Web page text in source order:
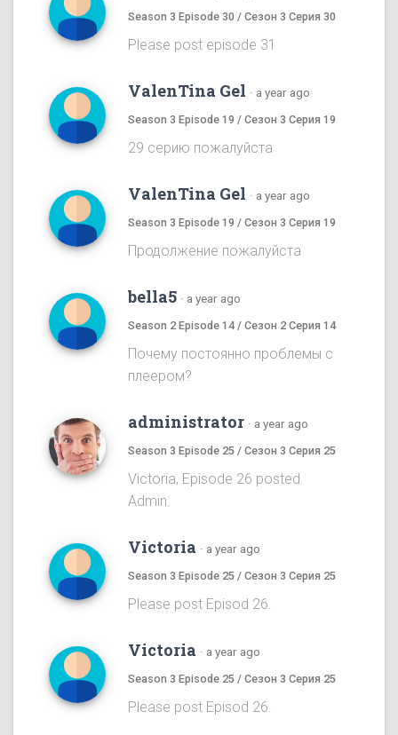
Season 3 Episode 30 / Сезон 3 Серия 30
Please post episode 31
ValenTina Gel · a year ago
Season 3 Episode 19 / Сезон 3 Серия 19
29 серию пожалуйста
ValenTina Gel · a year ago
Season 3 Episode 19 / Сезон 3 Серия 19
Продолжение пожалуйста
bella5 · a year ago
Season 2 Episode 14 / Сезон 2 Серия 14
Почему постоянно проблемы с
плеером?
administrator · a year ago
Season 3 Episode 25 / Сезон 3 Серия 25
Victoria, Episode 26 posted.
Admin.
Victoria · a year ago
Season 3 Episode 25 / Сезон 3 Серия 25
Please post Episod 26.
Victoria · a year ago
Season 3 Episode 25 / Сезон 3 Серия 25
Please post Episod 26.